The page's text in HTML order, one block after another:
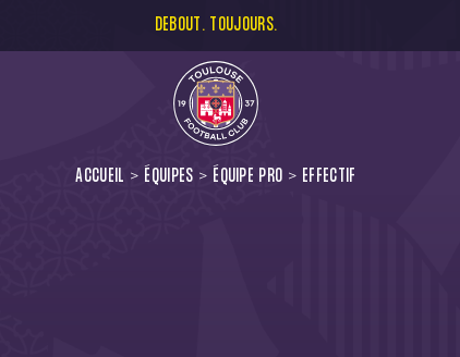
DEBOUT. TOUJOURS.
ACCUEIL ÉQUIPES ÉQUIPE PRO EFFECTIF